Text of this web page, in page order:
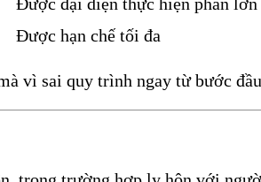
Được hạn chế tối đa
vì sai quy trình ngay từ bước